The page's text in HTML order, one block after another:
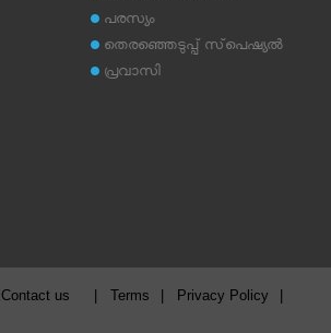
പരസ്യം
തെരഞ്ഞെടുപ്പ് സ്‌പെഷ്യല്‍
പ്രവാസി
Contact us Terms Privacy Policy